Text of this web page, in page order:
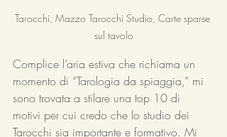
Tarocchi, Mazzo Tarocchi Studio, Carte sparse
sul tavolo
Complice l’aria estiva che richiama un
momento di “Tarologia da spiaggia,” mi
sono trovata a stilare una top 10 di
motivi per cui credo che lo studio dei
Tarocchi sia importante e formativo. Mi